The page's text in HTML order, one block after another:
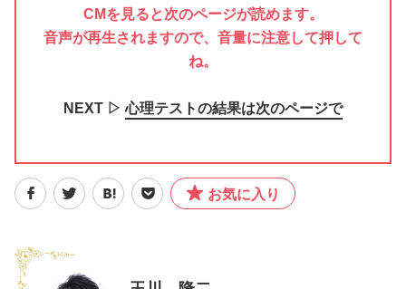
CMを見ると次のページが読めます。
音声が再生されますので、音量に注意して押して
ね。
NEXT ▷心理テストの結果は次のページで
お気に入り